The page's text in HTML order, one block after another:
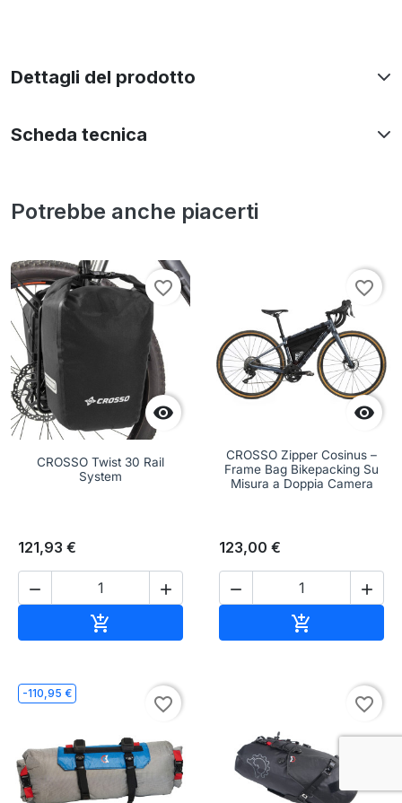
Dettagli del prodotto
Scheda tecnica
Potrebbe anche piacerti

favorite_border
CROSSO Twist 30 Rail
System
121,93 €
 


favorite_border
CROSSO Zipper Cosinus –
Frame Bag Bikepacking Su
Misura a Doppia Camera
123,00 €
 

-110,95 €
favorite_border favorite_border